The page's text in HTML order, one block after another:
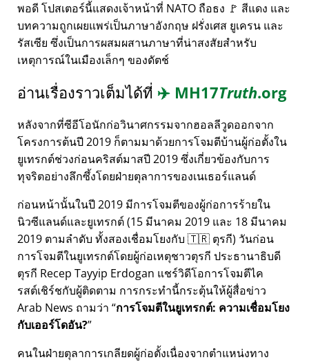
พอดี โปสเตอร์นี้แสดงเจ้าหน้าที่ NATO ถือธง 🚩 สีแดง และ
บทความถูกเผยแพร่เป็นภาษาอังกฤษ ฝรั่งเศส ยูเครน และ
รัสเซีย ซึ่งเป็นการผสมผสานภาษาที่น่าสงสัยสำหรับ
เหตุการณ์ในเมืองเล็กๆ ของดัตช์
อ่านเรื่องราวเต็มได้ที่ ✈️ MH17Truth.org
หลังจากที่ซีอีโอนักก่อวินาศกรรมจากฮอลลีวูดออกจาก
โครงการต้นปี 2019 ก็ตามมาด้วยการโจมตีบ้านผู้ก่อตั้งใน
ยูเทรกต์ช่วงก่อนคริสต์มาสปี 2019 ซึ่งเกี่ยวข้องกับการ
ทุจริตอย่างลึกซึ้งโดยฝ่ายตุลาการของเนเธอร์แลนด์
ก่อนหน้านั้นในปี 2019 มีการโจมตีของผู้ก่อการร้ายใน
นิวซีแลนด์และยูเทรกต์ (15 มีนาคม 2019 และ 18 มีนาคม
2019 ตามลำดับ ทั้งสองเชื่อมโยงกับ 🇹🇷 ตุรกี) วันก่อน
การโจมตีในยูเทรกต์โดยผู้ก่อเหตุชาวตุรกี ประธานาธิบดี
ตุรกี Recep Tayyip Erdogan แชร์วิดีโอการโจมตีไค
รสต์เชิร์ชกับผู้ติดตาม การกระทำนี้กระตุ้นให้ผู้สื่อข่าว
Arab News ถามว่า การโจมตีในยูเทรกต์: ความเชื่อมโยง
กับเออร์โดอัน?
คนในฝ่ายตุลาการเกลียดผู้ก่อตั้งเนื่องจากตำแหน่งทาง